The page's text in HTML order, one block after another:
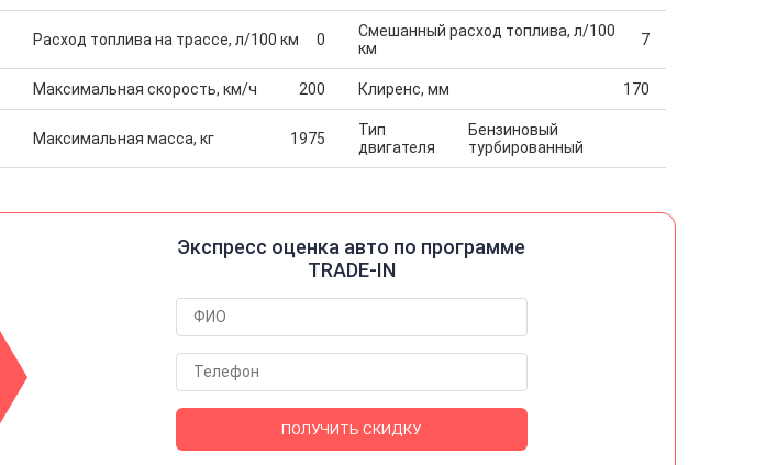
Расход топлива на трассе, л/100 км 0
Смешанный расход топлива, л/100
км
7
Максимальная скорость, км/ч 200 Клиренс, мм 170
Максимальная масса, кг 1975
Тип
двигателя
Бензиновый
турбированный
Экспресс оценка авто по программе
TRADE-IN
ПОЛУЧИТЬ СКИДКУ